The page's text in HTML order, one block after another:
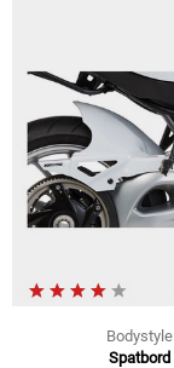
Bodystyle
Spatbord